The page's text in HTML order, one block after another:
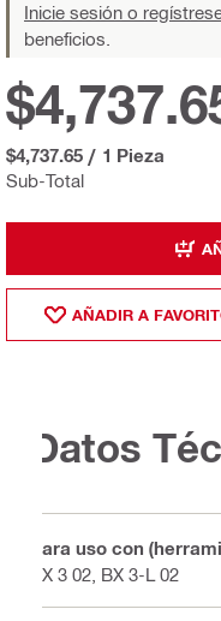
Inicie sesión o
beneficios.
Sub-Total
$4,737.65 / 1 Pieza
AÑADIR A
Datos
Para uso con
BX 3 02, BX 3-L 02